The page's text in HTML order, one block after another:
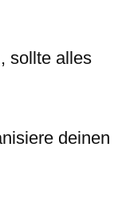
sollte alles
deinen